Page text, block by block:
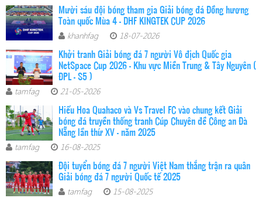
Mười sáu đội bóng tham gia Giải bóng đá Đồng hương
Toàn quốc Mùa 4 - DHF KINGTEK CUP 2026
khanhfag 18-07-2026
Khởi tranh Giải bóng đá 7 người Vô địch Quốc gia
NetSpace Cup 2026 – Khu vực Miền Trung & Tây Nguyên (
ĐPL - S5 )
tamfag 21-05-2026
Hiếu Hoa Quahaco và Vs Travel FC vào chung kết Giải
bóng đá truyền thống tranh Cúp Chuyên đề Công an Đà
Nẵng lần thứ XV - năm 2025
tamfag 16-08-2025
Đội tuyển bóng đá 7 người Việt Nam thắng trận ra quân
Giải bóng đá 7 người Quốc tế 2025
tamfag 15-08-2025